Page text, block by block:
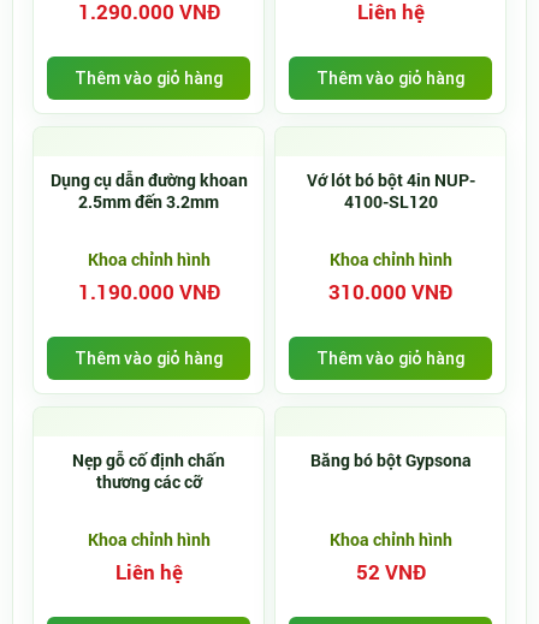
1.290.000 VNĐ
Thêm vào giỏ hàng
Liên hệ
Thêm vào giỏ hàng
Dụng cụ dẫn đường khoan
2.5mm đến 3.2mm
Khoa chỉnh hình
1.190.000 VNĐ
Thêm vào giỏ hàng
Vớ lót bó bột 4in NUP-
4100-SL120
Khoa chỉnh hình
310.000 VNĐ
Thêm vào giỏ hàng
Nẹp gỗ cố định chấn
thương các cỡ
Khoa chỉnh hình
Liên hệ
Băng bó bột Gypsona
Khoa chỉnh hình
52 VNĐ